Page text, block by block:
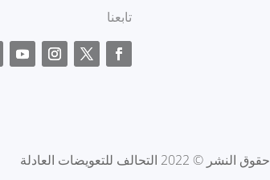
تابعنا
حقوق النشر © 2022 التحالف للتعويضات العادلة